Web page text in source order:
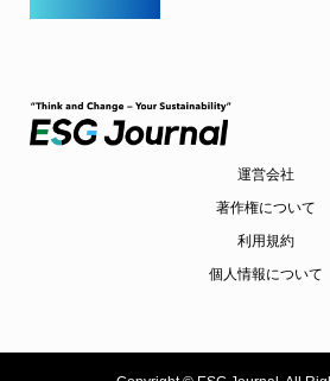
運営会社
著作権について
利用規約
個人情報について